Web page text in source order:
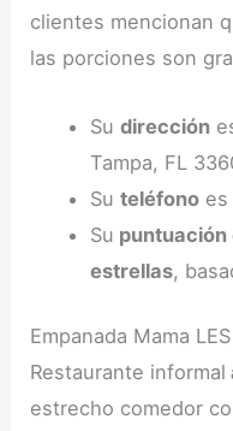
clientes mencionan
las porciones son
Su dirección
Tampa, FL
Su teléfonoes
Su puntuación
estrellas,
Empanada Mama
Restaurante informal
estrecho comedor